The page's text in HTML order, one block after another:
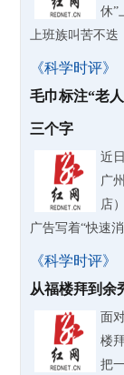
休”
上班族叫苦不迭
《科学时评》
毛巾标注“老
三个字
近
广
店
广告写着“快速
《科学时评》
从福楼拜到余
面
楼
把